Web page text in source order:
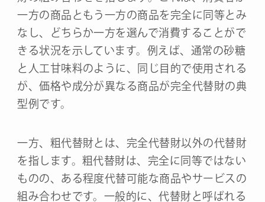
一方の商品ともう一方の商品を完全に同等とみ
なし、どちらか一方を選んで消費することがで
きる状況を示しています。例えば、通常の砂糖
と人工甘味料のように、同じ目的で使用される
が、価格や成分が異なる商品が完全代替財の典
型例です。
一方、粗代替財とは、完全代替財以外の代替財
を指します。粗代替財は、完全に同等ではない
ものの、ある程度代替可能な商品やサービスの
組み合わせです。一般的に、代替財と呼ばれる